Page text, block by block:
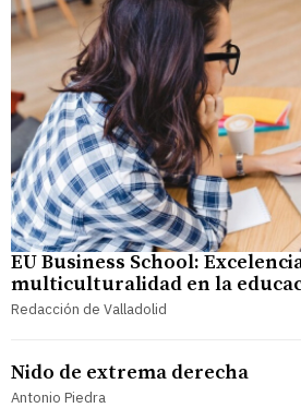
EU Business School:
multiculturalidad en la
Redacción de Valladolid
Nido de extrema derecha
Antonio Piedra